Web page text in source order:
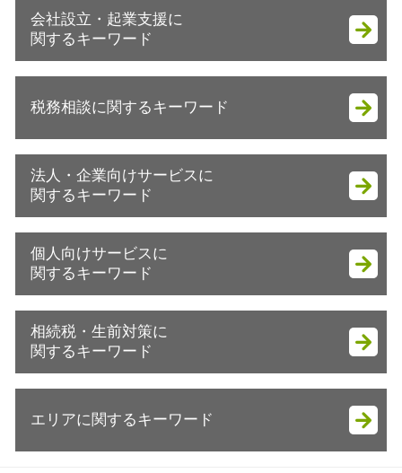
会社設立・起業支援に
関するキーワード
会社設立後 手続き 代行
会社設立 地方税 届出
会社設立後 手続き
会社設立 助成金
会社設立 住民税
株式会社 資金調達
起業支援 助成金
会社設立 メリット 消費税
法人成り タイミング
起業支援
会社設立 税務署 提出書類
税務相談に関するキーワード
税理士 記帳代行とは
税務相談 税理士
税務相談 料金
確定申告 あとから
確定申告
税務相談
銀行 税務相談 税理士法
確定申告 やり方 ふるさと納税
税務顧問 法人 料金
節税対策 保険
法人・企業向けサービスに
関するキーワード
法人 節税対策 不動産
コスト削減 メリット
税務調査 延滞税
節税対策 法人化
税務調査 確率
税理士 会計代行
会計 帳簿
個人向けサービスに
関するキーワード
譲渡所得税 相続
贈与申告 土地
不動産所得 節税方法
譲渡所得 地方税
譲渡所得 税率
相続税・生前対策に
関するキーワード
相続税申告書 作成
エリアに関するキーワード